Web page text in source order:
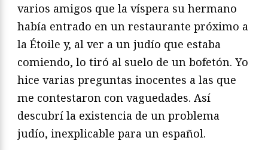
varios amigos que la víspera su hermano
había entrado en un restaurante próximo a
la Étoile y, al ver a un judío que estaba
comiendo, lo tiró al suelo de un bofetón. Yo
hice varias preguntas inocentes a las que
me contestaron con vaguedades. Así
descubrí la existencia de un problema
judío, inexplicable para un español.